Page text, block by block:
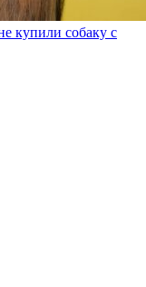
купили собаку с